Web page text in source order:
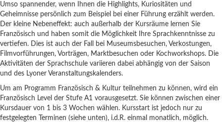
Umso spannender, wenn Ihnen die Highlights, Kuriositäten und
Geheimnisse persönlich zum Beispiel bei einer Führung erzählt werden.
Der kleine Nebeneffekt: auch außerhalb der Kursräume lernen Sie
Französisch und haben somit die Möglichkeit Ihre Sprachkenntnisse zu
vertiefen. Dies ist auch der Fall bei Museumsbesuchen, Verkostungen,
Filmvorführungen, Vorträgen, Marktbesuchen oder Kochworkshops. Die
Aktivitäten der Sprachschule variieren dabei abhängig von der Saison
und des Lyoner Veranstaltungskalenders.
Um am Programm Französisch & Kultur teilnehmen zu können, wird ein
Französisch Level der Stufe A1 vorausgesetzt. Sie können zwischen einer
Kursdauer von 1 bis 3 Wochen wählen. Kursstart ist jedoch nur zu
festgelegten Terminen (siehe unten), i.d.R. einmal monatlich, möglich.